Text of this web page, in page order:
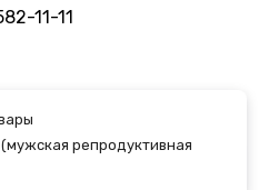
11-11
репродуктивная